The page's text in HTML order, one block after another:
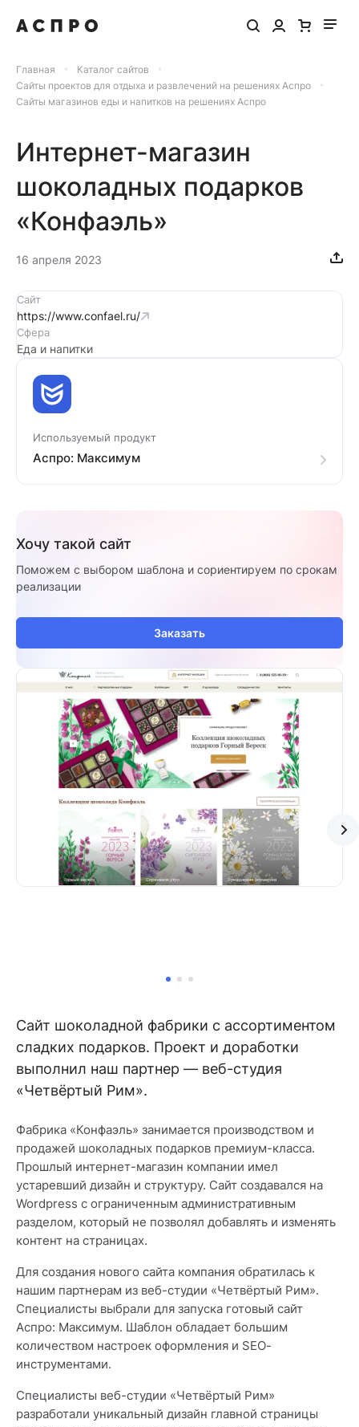
Главная
Каталог сайтов
Сайты проектов для отдыха и развлечений на решениях Аспро
Сайты магазинов еды и напитков на решениях Аспро
Интернет-магазин
шоколадных подарков
«Конфаэль»
16 апреля 2023
Сайт шоколадной фабрики с ассортиментом
сладких подарков. Проект и доработки
выполнил наш партнер — веб-студия
«Четвёртый Рим».
Фабрика «Конфаэль» занимается производством и
продажей шоколадных подарков премиум-класса.
Прошлый интернет-магазин компании имел
устаревший дизайн и структуру. Сайт создавался на
Wordpress с ограниченным административным
разделом, который не позволял добавлять и изменять
контент на страницах.
Для создания нового сайта компания обратилась к
нашим партнерам из веб-студии «Четвёртый Рим».
Специалисты выбрали для запуска готовый сайт
Аспро: Максимум. Шаблон обладает большим
количеством настроек оформления и SEO-
инструментами.
Специалисты веб-студии «Четвёртый Рим»
разработали уникальный дизайн главной страницы
Сайт
https://www.confael.ru/
Сфера
Еда и напитки
Используемый продукт
Аспро: Максимум
Хочу такой сайт
Поможем с выбором шаблона и сориентируем по срокам
реализации
Заказать